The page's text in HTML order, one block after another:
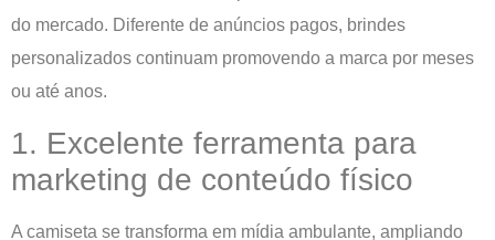
do mercado. Diferente de anúncios pagos, brindes
personalizados continuam promovendo a marca por meses
ou até anos.
1. Excelente ferramenta para
marketing de conteúdo físico
A camiseta se transforma em mídia ambulante, ampliando